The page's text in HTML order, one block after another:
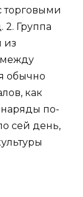
торговыми
2. Группа
из
между
обычно
как
по-
сей день,